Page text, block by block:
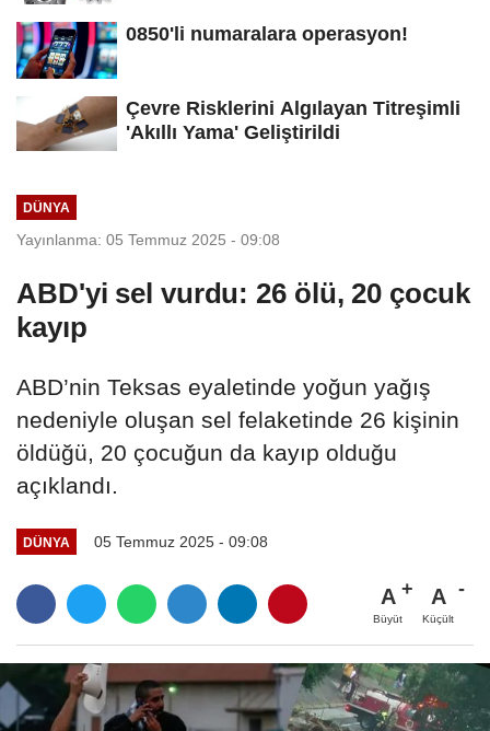
0850'li numaralara operasyon!
Çevre Risklerini Algılayan Titreşimli
'Akıllı Yama' Geliştirildi
DÜNYA
Yayınlanma: 05 Temmuz 2025 - 09:08
ABD'yi sel vurdu: 26 ölü, 20 çocuk
kayıp
ABD’nin Teksas eyaletinde yoğun yağış
nedeniyle oluşan sel felaketinde 26 kişinin
öldüğü, 20 çocuğun da kayıp olduğu
açıklandı.
DÜNYA 05 Temmuz 2025 - 09:08
A
Büyüt
A
Küçült